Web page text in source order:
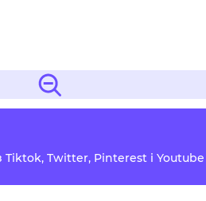
Tiktok, Twitter, Pinterest і